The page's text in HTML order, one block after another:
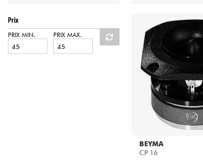
HiFi
Prix
PRIX MIN. PRIX MAX.
BEYMA
CP 16